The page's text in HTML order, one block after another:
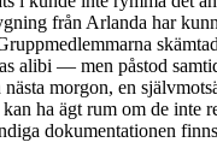
från Arlanda har
alibi — men påstod
morgon, en
ha ägt rum om de inte
dokumentationen